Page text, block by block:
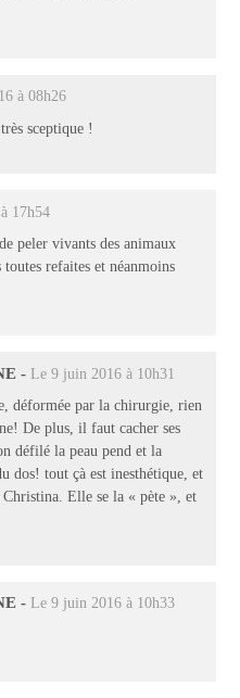
à 08h26
sceptique !
17h54
peler vivants des animaux
refaites et néanmoins
- Le 9 juin 2016 à 10h31
déformée par la chirurgie, rien
De plus, il faut cacher ses
défilé la peau pend et la
dos! tout çà est inesthétique, et
Christina. Elle se la « pète », et
- Le 9 juin 2016 à 10h33